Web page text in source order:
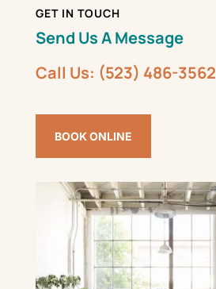
GET IN TOUCH
Send Us A Message
Call Us: (523) 486-3562
BOOK ONLINE